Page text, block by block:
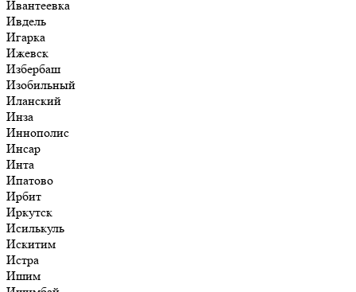
Ивантеевка
Ивдель
Игарка
Ижевск
Избербаш
Изобильный
Иланский
Инза
Иннополис
Инсар
Инта
Ипатово
Ирбит
Иркутск
Исилькуль
Искитим
Истра
Ишим